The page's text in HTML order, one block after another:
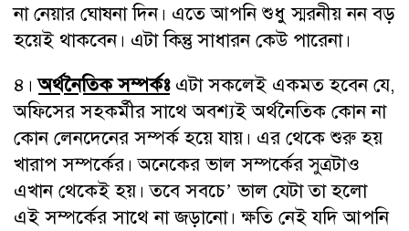
না নেয়ার ঘোষনা দিন। এতে আপনি শুধু স্মরনীয় নন বড়
হয়েই থাকবেন। এটা কিন্তু সাধারন কেউ পারেনা।
৪।অর্থনৈতিক সম্পর্কঃএটা সকলেই একমত হবেন যে,
অফিসের সহকর্মীর সাথে অবশ্যই অর্থনৈতিক কোন না
কোন লেনদেনের সম্পর্ক হয়ে যায়। এর থেকে শুরু হয়
খারাপ সম্পর্কের। অনেকের ভাল সম্পর্কের সুত্রটাও
এখান থেকেই হয়। তবে সবচে’ ভাল যেটা তা হলো
এই সম্পর্কের সাথে না জড়ানো। ক্ষতি নেই যদি আপনি